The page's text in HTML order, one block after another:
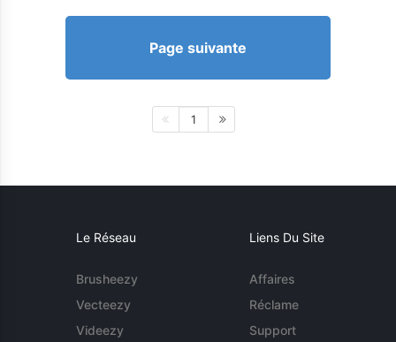
Page suivante
1
Le Réseau
Brusheezy
Vecteezy
Videezy
Liens Du Site
Affaires
Réclame
Support